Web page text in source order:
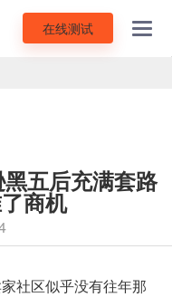
在线测试
五后充满套路
商机
社区似乎没有往年那